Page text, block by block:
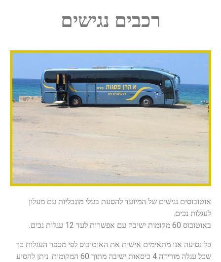
רכבים נגישים
אוטובוסים נגישים של המיועד להסעת בעלי מוגבליות עם מעלון
לעגלות נכים.
באוטובוס 60 מקומות ישיבה עם אפשרות לעד 12 עגלות נכים.
כל נסיעה אנו מתאימים אישית את האוטובוס לפי מספר העגלות כך
שכל עגלה מורידה 4 כיסאות ישיבה מתוך 60 המקומות. ניתן להסיע